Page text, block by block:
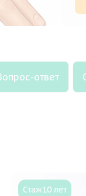
ответ
Стаж10 лет